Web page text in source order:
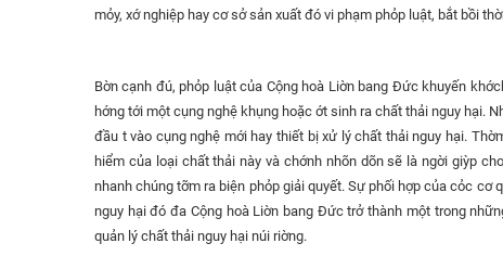
mỏy, xớ nghiệp hay cơ sở sản xuất đó vi phạm phỏp luật, bắt bồi
Bờn cạnh đú, phỏp luật của Cộng hoà Liờn bang Đức khuyến
hớng tới một cụng nghệ khụng hoặc ớt sinh ra chất thải nguy hại.
đầu t vào cụng nghệ mới hay thiết bị xử lý chất thải nguy hại.
hiểm của loại chất thải này và chớnh nhõn dõn sẽ là ngời giỳp
nhanh chúng tỡm ra biện phỏp giải quyết. Sự phối hợp của cỏc
nguy hại đó đa Cộng hoà Liờn bang Đức trở thành một trong
quản lý chất thải nguy hại núi riờng.